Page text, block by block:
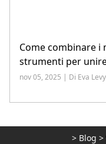
Come combinare
strumenti per
nov 05, 2025 | Di Eva Levy
> Blog >